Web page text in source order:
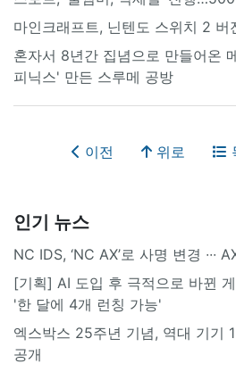
마인크래프트, 닌텐도 스위치 2 버
혼자서 8년간 집념으로 만들어온
피닉스' 만든 스루메 공방
이전 위로
인기 뉴스
NC IDS, ‘NC AX’로 사명 변경 ∙∙∙
[기획] AI 도입 후 극적으로 바뀐
'한 달에 4개 런칭 가능'
엑스박스 25주년 기념, 역대 기기
공개